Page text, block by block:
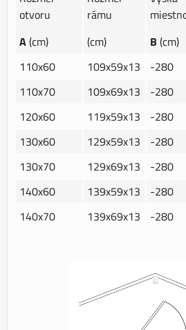
otvoru
A(cm)
rámu
(cm)
B (cm)
110x60
109x59x13 -280
110x70
109x69x13 -280
120x60
119x59x13 -280
130x60
129x59x13 -280
130x70
129x69x13 -280
140x60
139x59x13 -280
140x70
139x69x13 -280